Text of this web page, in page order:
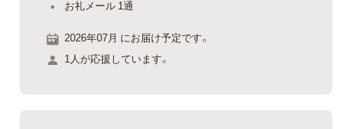
お礼メール 1通
2026年07月 にお届け予定です。
1人が応援しています。